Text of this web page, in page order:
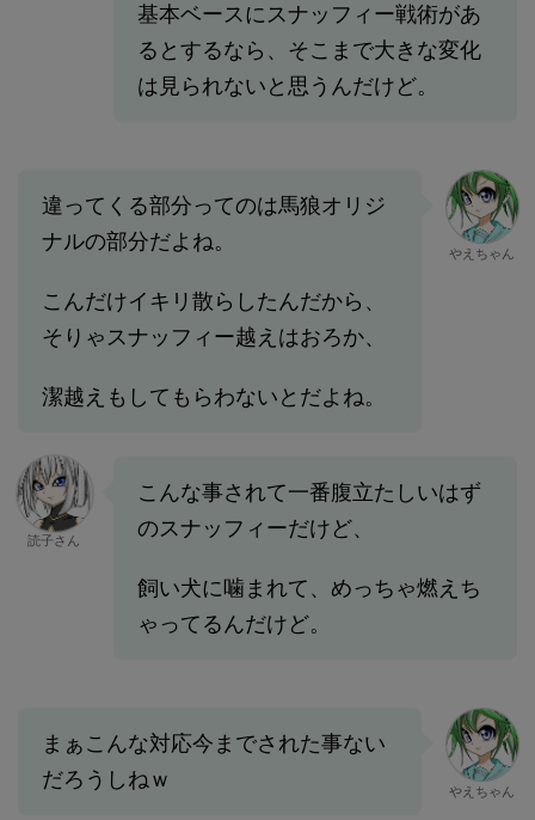
基本ベースにスナッフィー戦術があ
るとするなら、そこまで大きな変化
は見られないと思うんだけど。
違ってくる部分ってのは馬狼オリジ
ナルの部分だよね。
こんだけイキリ散らしたんだから、
そりゃスナッフィー越えはおろか、
潔越えもしてもらわないとだよね。
やえちゃん
読子さん
こんな事されて一番腹立たしいはず
のスナッフィーだけど、
飼い犬に噛まれて、めっちゃ燃えち
ゃってるんだけど。
まぁこんな対応今までされた事ない
だろうしねｗ
やえちゃん